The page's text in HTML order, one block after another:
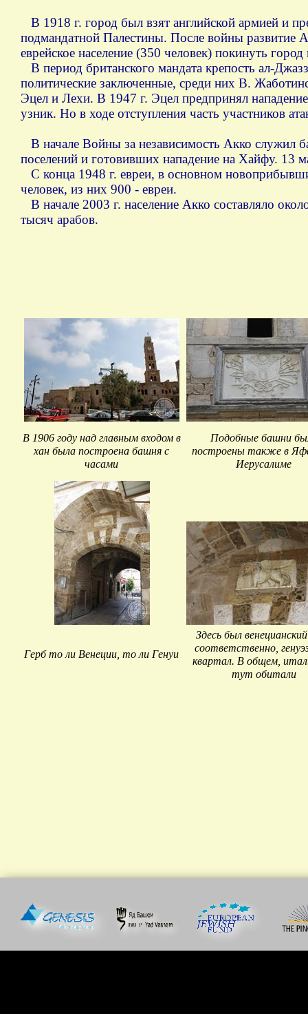
В 1918 г. город был взят английской армией и
подмандатной Палестины. После войны развитие
еврейское население (350 человек) покинуть город
В период британского мандата крепость ал-
политические заключенные, среди них В.
Эцел и Лехи. В 1947 г. Эцел предпринял
узник. Но в ходе отступления часть участников
В начале Войны за независимость Акко служил
поселений и готовивших нападение на Хайфу.
С конца 1948 г. евреи, в основном
человек, из них 900 - евреи.
В начале 2003 г. население Акко составляло
тысяч арабов.
В 1906 году над главным входом в
хан была построена башня с
часами
Подобные башни
построены также в
Иерусалиме
Герб то ли Венеции, то ли Генуи
Здесь был
соответственно,
квартал. В общем,
тут обитали